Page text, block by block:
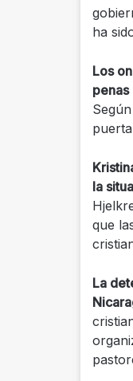
ha
Los
penas
la
que
La